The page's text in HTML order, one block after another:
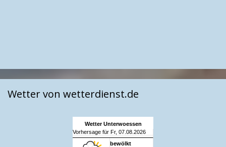
Wetter von wetterdienst.de
Wetter Unterwoessen
Vorhersage für Fr, 07.08.2026
bewölkt